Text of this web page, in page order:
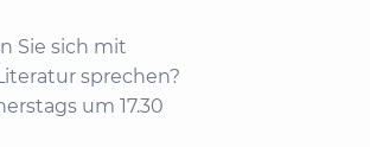
Sie sich mit
sprechen?
um 17.30